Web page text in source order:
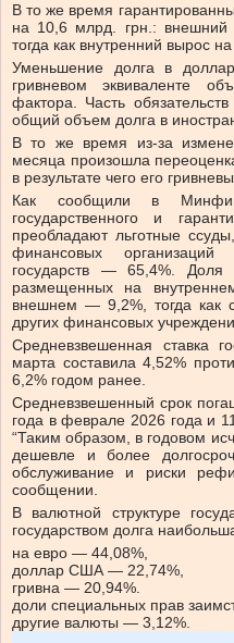
В то же время
на 10,6 млрд. грн.: внешний
тогда как внутренний вырос
Уменьшение долга в
гривневом эквиваленте
фактора. Часть
общий объем долга в
В то же время из-за
месяца произошла
в результате чего его
Как сообщили в
государственного и
преобладают льготные
финансовых организаций
государств — 65,4%. Доля
размещенных на
внешнем — 9,2%, тогда как
других финансовых
Средневзвешенная ставка
марта составила 4,52%
6,2% годом ранее.
Средневзвешенный срок
года в феврале 2026 года и
“Таким образом, в годовом
дешевле и более
обслуживание и риски
сообщении.
В валютной структуре
государством долга
на евро — 44,08%,
доллар США — 22,74%,
гривна — 20,94%.
доли специальных прав
другие валюты — 3,12%.